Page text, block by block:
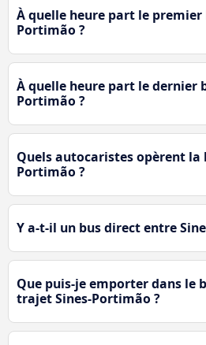
À quelle heure part le premier
Portimão ?
À quelle heure part le dernier
Portimão ?
Quels autocaristes opèrent la
Portimão ?
Y a-t-il un bus direct entre
Que puis-je emporter dans le
trajet Sines-Portimão ?